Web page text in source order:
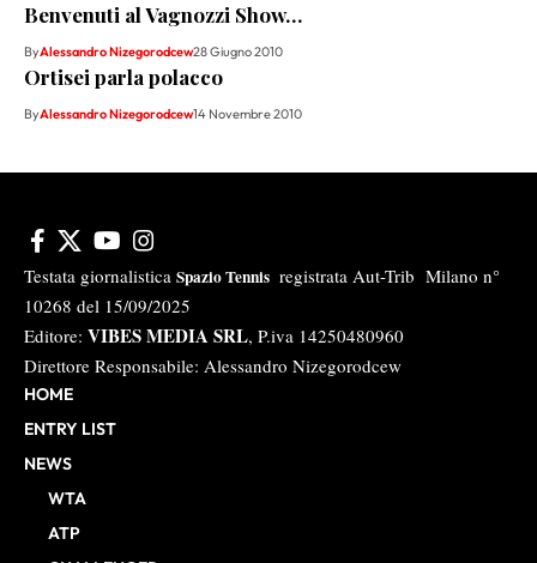
Benvenuti al Vagnozzi Show…
ByAlessandro Nizegorodcew28 Giugno 2010
Ortisei parla polacco
ByAlessandro Nizegorodcew14 Novembre 2010
Testata giornalistica Spazio Tennis registrata Aut-Trib Milano n°
10268 del 15/09/2025
Editore: VIBES MEDIA SRL, P.iva 14250480960
Direttore Responsabile: Alessandro Nizegorodcew
HOME
ENTRY LIST
NEWS
WTA
ATP